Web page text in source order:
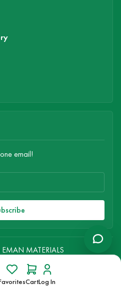
CartLog In
email!
MATERIALS
reserved